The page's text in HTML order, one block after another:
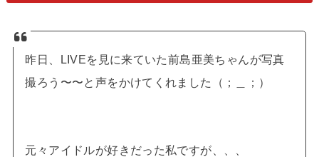
昨日、LIVEを見に来ていた前島亜美ちゃんが写真
撮ろう〜〜と声をかけてくれました（；＿；）
元々アイドルが好きだった私ですが、、、